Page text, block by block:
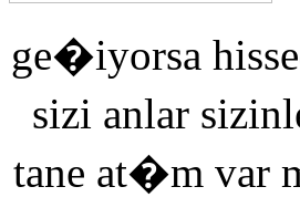
ge�iyorsa
sizi anlar
tane at�m var